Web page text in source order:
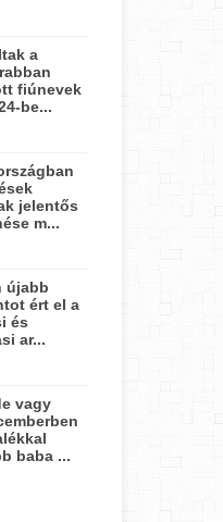
a
fiúnevek
be...
jelentős
m...
újabb
ért el a
és
ar...
vagy
baba ...